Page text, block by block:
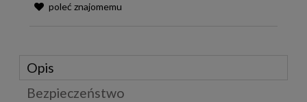
poleć znajomemu
Opis
Bezpieczeństwo